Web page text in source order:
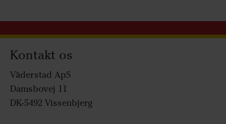
Kontakt os
Väderstad ApS
Damsbovej 11
DK-5492 Vissenbjerg